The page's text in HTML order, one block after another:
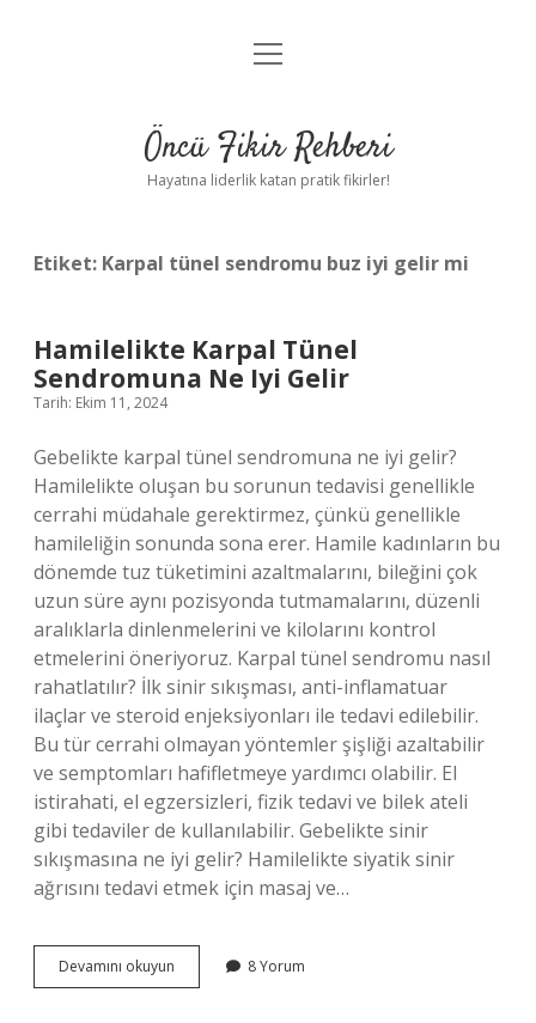
Anasayfa
Yasal Uyarı
menüyü
Öncü Fikir Rehberi
Hayatına liderlik katan pratik fikirler!
Etiket: Karpal tünel sendromu buz iyi gelir mi
Hamilelikte Karpal Tünel
Sendromuna Ne Iyi Gelir
Tarih: Ekim 11, 2024
Gebelikte karpal tünel sendromuna ne iyi gelir?
Hamilelikte oluşan bu sorunun tedavisi genellikle
cerrahi müdahale gerektirmez, çünkü genellikle
hamileliğin sonunda sona erer. Hamile kadınların bu
dönemde tuz tüketimini azaltmalarını, bileğini çok
uzun süre aynı pozisyonda tutmamalarını, düzenli
aralıklarla dinlenmelerini ve kilolarını kontrol
etmelerini öneriyoruz. Karpal tünel sendromu nasıl
rahatlatılır? İlk sinir sıkışması, anti-inflamatuar
ilaçlar ve steroid enjeksiyonları ile tedavi edilebilir.
Bu tür cerrahi olmayan yöntemler şişliği azaltabilir
ve semptomları hafifletmeye yardımcı olabilir. El
istirahati, el egzersizleri, fizik tedavi ve bilek ateli
gibi tedaviler de kullanılabilir. Gebelikte sinir
sıkışmasına ne iyi gelir? Hamilelikte siyatik sinir
ağrısını tedavi etmek için masaj ve…
Devamını okuyun Hamilelikte
Karpal
8 Yorum